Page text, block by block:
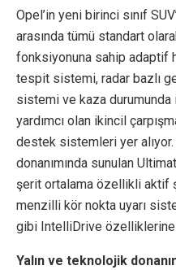
Opel’in yeni birinci sınıf
arasında tümü standart
fonksiyonuna sahip adaptif
tespit sistemi, radar bazlı
sistemi ve kaza durumunda
yardımcı olan ikincil
destek sistemleri yer alıyor.
donanımında sunulan
şerit ortalama özellikli aktif
menzilli kör nokta uyarı
gibi IntelliDrive
Yalın ve teknolojik